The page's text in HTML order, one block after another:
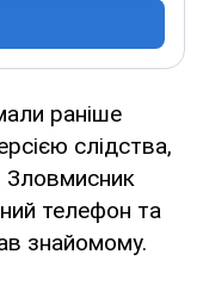
раніше
слідства,
Зловмисник
телефон та
знайомому.